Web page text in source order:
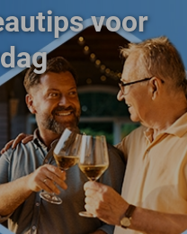
voor